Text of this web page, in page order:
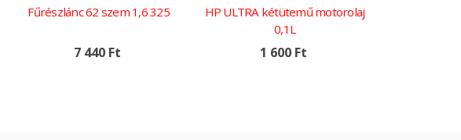
Fűrészlánc 62 szem 1,6 325
7 440 Ft
HP ULTRA kétütemű motorolaj
0,1L
1 600 Ft